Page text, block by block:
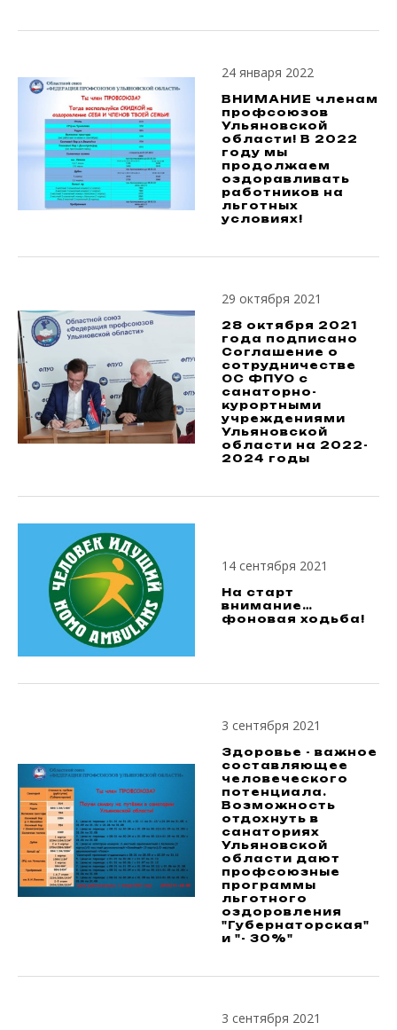
24 января 2022
ВНИМАНИЕ членам
профсоюзов
Ульяновской
области! В 2022
году мы
продолжаем
оздоравливать
работников на
льготных
условиях!
29 октября 2021
28 октября 2021
года подписано
Соглашение о
сотрудничестве
ОС ФПУО с
санаторно-
курортными
учреждениями
Ульяновской
области на 2022-
2024 годы
14 сентября 2021
На старт
внимание…
фоновая ходьба!
3 сентября 2021
Здоровье - важное
составляющее
человеческого
потенциала.
Возможность
отдохнуть в
санаториях
Ульяновской
области дают
профсоюзные
программы
льготного
оздоровления
"Губернаторская"
и "- 30%"
3 сентября 2021